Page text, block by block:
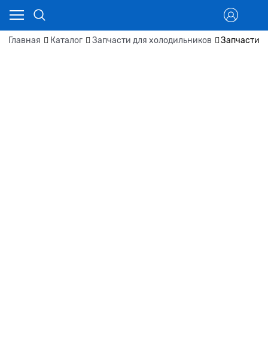
Главная Каталог Запчасти для холодильников Запчасти